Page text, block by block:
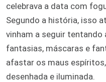
celebrava a data com
Segundo a história, isso
vinham a seguir tentando
fantasias, máscaras e
afastar os maus
desenhada e iluminada.